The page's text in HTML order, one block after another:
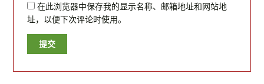
在此浏览器中保存我的显示名称、邮箱地址和网站地
址，以便下次评论时使用。